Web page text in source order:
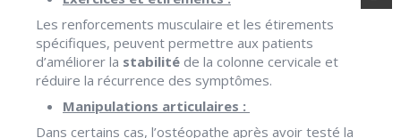
Les renforcements musculaire et les étirements
spécifiques, peuvent permettre aux patients
d’améliorer la stabilité de la colonne cervicale et
réduire la récurrence des symptômes.
Manipulations articulaires :
Dans certains cas, l’ostéopathe après avoir testé la